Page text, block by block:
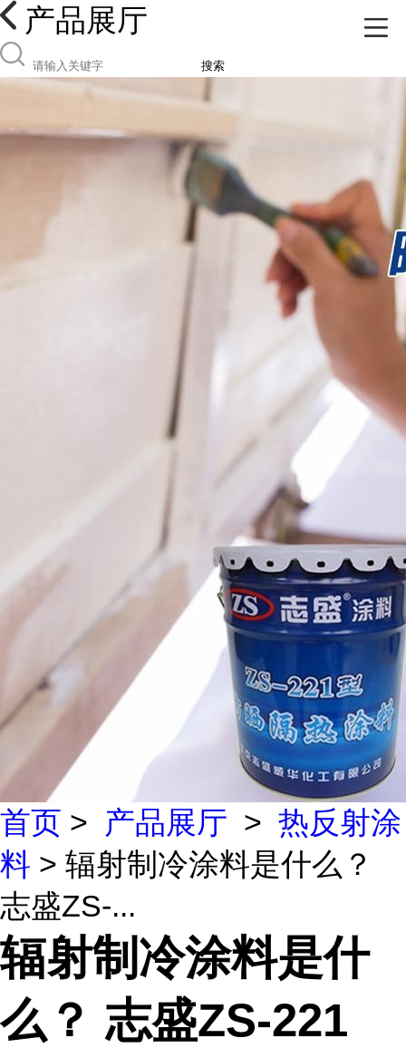
产品展厅
搜索
首页 > 产品展厅 > 热反射涂
料 > 辐射制冷涂料是什么？
志盛ZS-...
辐射制冷涂料是什
么？ 志盛ZS-221